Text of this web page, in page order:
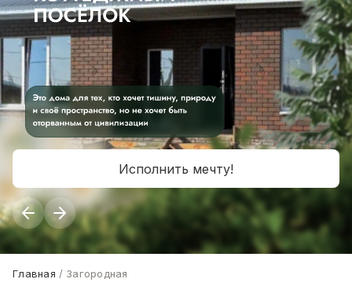
Исполнить мечту!
Главная Загородная